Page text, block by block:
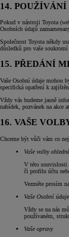
14.
Pokud v nástroji Toyota
Osobních údajů
Společnost Toyota někdy
důsledků pro vaše
15. PŘEDÁNÍ
Vaše Osobní údaje mohou
specifická opatření k
Vždy vás budeme jasně
nabídek, pozvánek na akce
16. VAŠE
Chceme být vůči vám co
Vaše volby
V této souvislosti
či profilu účtu
Vezměte prosím
Vaše Osobní údaje
Vždy se na nás
používaném,
Vaše opravy